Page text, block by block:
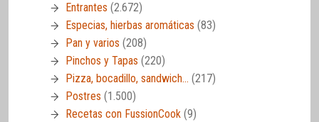
Entrantes (2.672)
Especias, hierbas aromáticas (83)
Pan y varios (208)
Pinchos y Tapas (220)
Pizza, bocadillo, sandwich… (217)
Postres (1.500)
Recetas con FussionCook (9)